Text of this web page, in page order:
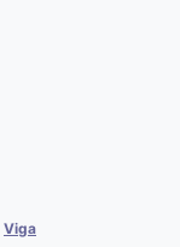
Viga